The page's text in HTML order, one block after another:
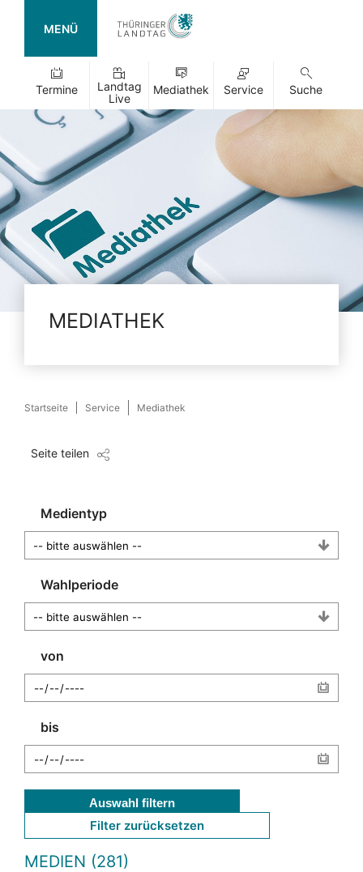
MENÜ
Termine
Landtag
Live
Mediathek Service Suche
MEDIATHEK
Startseite Service Mediathek
Seite teilen
Medientyp
Wahlperiode
von
bis
Auswahl filtern
Filter zurücksetzen
MEDIEN (281)